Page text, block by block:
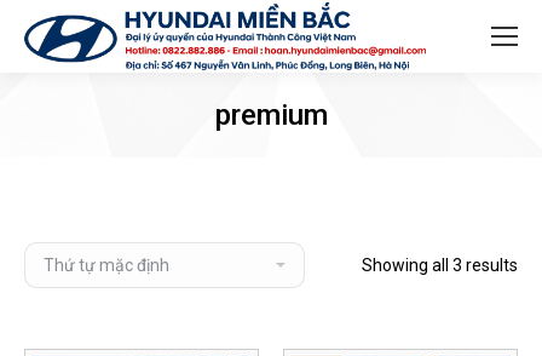
Search:
premium
Showing all 3 results